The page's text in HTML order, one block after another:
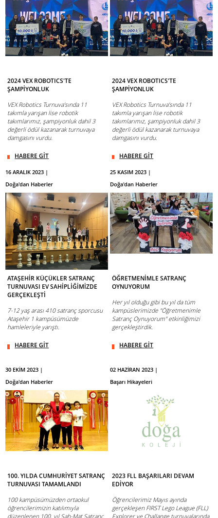
2024 VEX ROBOTICS'TE
ŞAMPİYONLUK
VEX Robotics Turnuva’sında 11
takımla yarışan lise robotik
takımlarımız, şampiyonluk dahil 3
değerli ödül kazanarak turnuvaya
damgasını vurdu.
HABERE GİT
2024 VEX ROBOTICS'TE
ŞAMPİYONLUK
VEX Robotics Turnuva’sında 11
takımla yarışan lise robotik
takımlarımız, şampiyonluk dahil 3
değerli ödül kazanarak turnuvaya
damgasını vurdu.
HABERE GİT
16 ARALIK 2023 |
Doğa'dan Haberler
ATAŞEHİR KÜÇÜKLER SATRANÇ
TURNUVASI EV SAHİPLİĞİMİZDE
GERÇEKLEŞTİ
7-12 yaş arası 410 satranç sporcusu
Ataşehir 1 kampüsümüzde
hamleleriyle yarıştı.
HABERE GİT
25 KASIM 2023 |
Doğa'dan Haberler
ÖĞRETMENİMLE SATRANÇ
OYNUYORUM
Her yıl olduğu gibi bu yıl da tüm
kampüslerimizde "Öğretmenimle
Satranç Oynuyorum" etkinliğimizi
gerçekleştirdik.
HABERE GİT
30 EKİM 2023 |
Doğa'dan Haberler
100. YILDA CUMHURİYET SATRANÇ
TURNUVASI TAMAMLANDI
100 kampüsümüzden ortaokul
öğrencilerimizin katılımıyla
düzenlenen 100. yıl Şah-Mat Satranç
02 HAZİRAN 2023 |
Başarı Hikayeleri
2023 FLL BAŞARILARI DEVAM
EDİYOR
Öğrencilerimiz Mayıs ayında
gerçekleşen FIRST Lego League (FLL)
Explorer ve Challange turnuvalarında